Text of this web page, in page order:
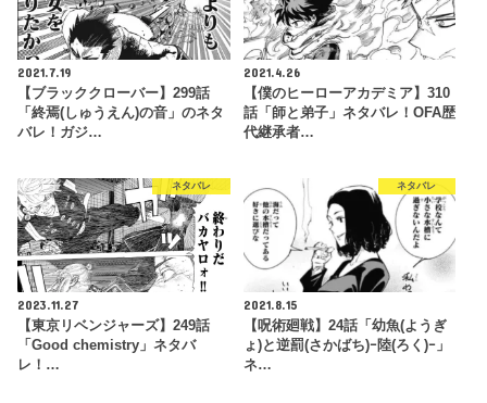
2021.7.19
【ブラッククローバー】299話
「終焉(しゅうえん)の音」のネタ
バレ！ガジ…
2021.4.26
【僕のヒーローアカデミア】310
話「師と弟子」ネタバレ！OFA歴
代継承者…
ネタバレ
2023.11.27
【東京リベンジャーズ】249話
「Good chemistry」ネタバ
レ！…
ネタバレ
2021.8.15
【呪術廻戦】24話「幼魚(ようぎ
ょ)と逆罰(さかばち)ｰ陸(ろく)ｰ」
ネ…